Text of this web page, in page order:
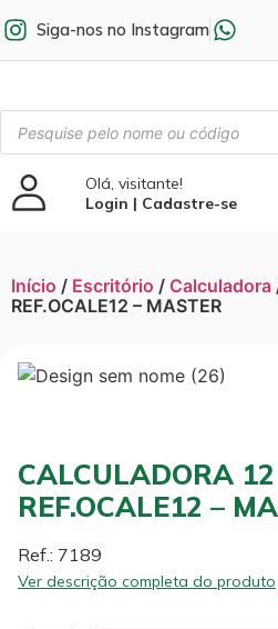
Siga-nos no Instagram
Olá, visitante!
Login | Cadastre-se
Início / Escritório / Calculadora
REF.OCALE12 – MASTER
CALCULADORA
REF.OCALE12 –
Ref.: 7189
Ver descrição completa do produto